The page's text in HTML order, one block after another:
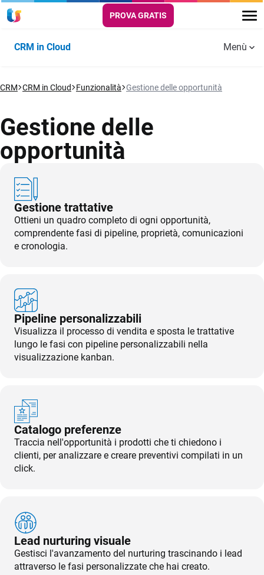
CRM
Fatturazione
Financial Solutions
HR
TeamSystem Corporate
TeamSystem Store
PROVA GRATIS
CRM in Cloud
Funzionalità
VENDITE
Gestione anagrafica
clienti
Gestione delle
Creazione catalogo
Gestione dati
Programma preventivi
AUTOMATION
Template
Piano di
APP/INTEGRAZIONI
Sincronizzazione
Ecosistema
TeamSystem
ovunque
Approfondimenti Video
Finanza
Prezzi
Piano
Piano
Formazione
Contattaci
Accedi
Menù
CRM CRM in Cloud Funzionalità Gestione delle opportunità
Gestione delle
opportunità
Gestione trattative
Ottieni un quadro completo di ogni opportunità,
comprendente fasi di pipeline, proprietà, comunicazioni
e cronologia.
Pipeline personalizzabili
Visualizza il processo di vendita e sposta le trattative
lungo le fasi con pipeline personalizzabili nella
visualizzazione kanban.
Catalogo preferenze
Traccia nell'opportunità i prodotti che ti chiedono i
clienti, per analizzare e creare preventivi compilati in un
click.
Lead nurturing visuale
Gestisci l'avanzamento del nurturing trascinando i lead
attraverso le fasi personalizzate che hai creato.